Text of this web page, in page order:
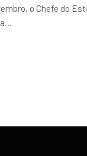
o Chefe do